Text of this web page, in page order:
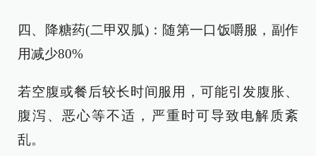
四、降糖药(二甲双胍)：随第一口饭嚼服，副作
用减少80%
若空腹或餐后较长时间服用，可能引发腹胀、
腹泻、恶心等不适，严重时可导致电解质紊
乱。